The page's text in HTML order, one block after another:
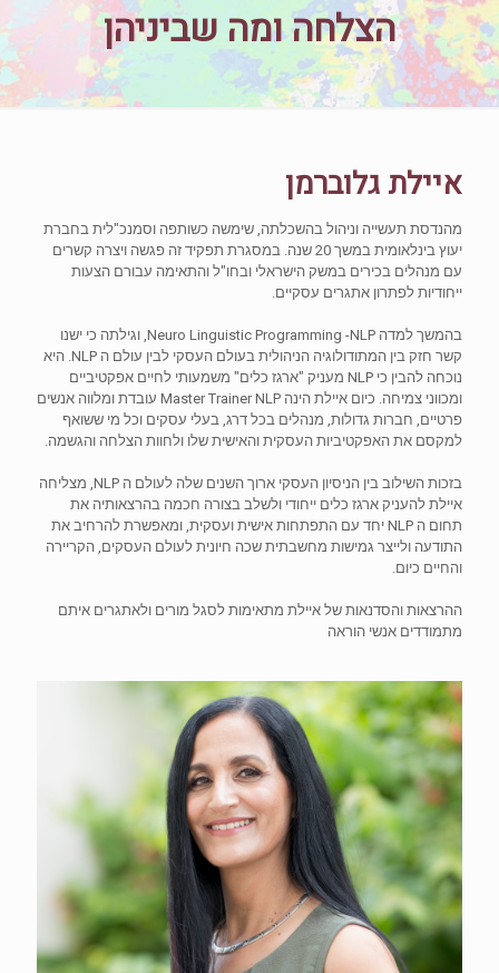
הצלחה ומה שביניהן
איילת גלוברמן
מהנדסת תעשייה וניהול בהשכלתה, שימשה כשותפה וסמנכ"לית בחברת
יעוץ בינלאומית במשך 20 שנה. במסגרת תפקיד זה פגשה ויצרה קשרים
עם מנהלים בכירים במשק הישראלי ובחו"ל והתאימה עבורם הצעות
ייחודיות לפתרון אתגרים עסקיים.
בהמשך למדה Neuro Linguistic Programming -NLP, וגילתה כי ישנו
קשר חזק בין המתודולוגיה הניהולית בעולם העסקי לבין עולם ה NLP. היא
נוכחה להבין כי NLP מעניק "ארגז כלים" משמעותי לחיים אפקטיביים
ומכווני צמיחה. כיום איילת הינה Master Trainer NLP עובדת ומלווה אנשים
פרטיים, חברות גדולות, מנהלים בכל דרג, בעלי עסקים וכל מי ששואף
למקסם את האפקטיביות העסקית והאישית שלו ולחוות הצלחה והגשמה.
בזכות השילוב בין הניסיון העסקי ארוך השנים שלה לעולם ה NLP, מצליחה
איילת להעניק ארגז כלים ייחודי ולשלב בצורה חכמה בהרצאותיה את
תחום ה NLP יחד עם התפתחות אישית ועסקית, ומאפשרת להרחיב את
התודעה ולייצר גמישות מחשבתית שכה חיונית לעולם העסקים, הקריירה
והחיים כיום.
ההרצאות והסדנאות של איילת מתאימות לסגל מורים ולאתגרים איתם
מתמודדים אנשי הוראה